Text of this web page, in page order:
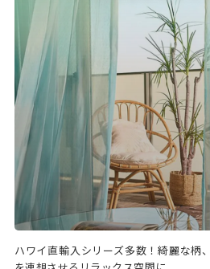
ハワイ直輸入シリーズ多数！綺麗な柄